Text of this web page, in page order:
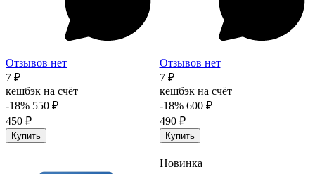
Отзывов нет
7 ₽
кешбэк на счёт
-18% 550 ₽
450 ₽
Купить
Отзывов нет
7 ₽
кешбэк на счёт
-18% 600 ₽
490 ₽
Купить
Новинка